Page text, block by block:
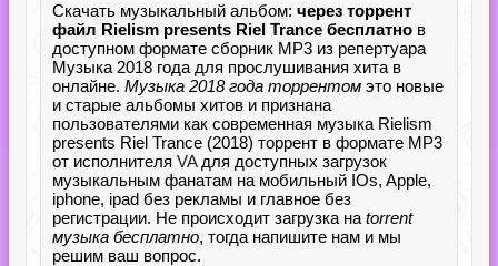
Скачать музыкальный альбом: через торрент
файл Rielism presents Riel Trance бесплатно в
доступном формате сборник MP3 из репертуара
Музыка 2018 года для прослушивания хита в
онлайне. Музыка 2018 года торрентом это новые
и старые альбомы хитов и признана
пользователями как современная музыка Rielism
presents Riel Trance (2018) торрент в формате MP3
от исполнителя VAдля доступных загрузок
музыкальным фанатам на мобильный IOs, Apple,
iphone, ipad без рекламы и главное без
регистрации. Не происходит загрузка на torrent
музыка бесплатно, тогда напишите нам и мы
решим ваш вопрос.